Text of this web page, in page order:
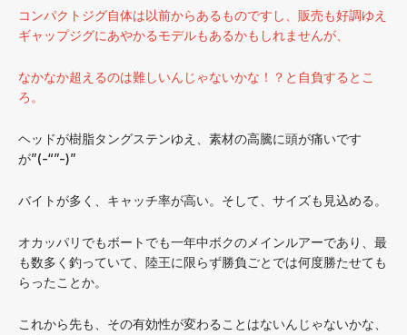
コンパクトジグ自体は以前からあるものですし、販売も好調ゆえ
ギャップジグにあやかるモデルもあるかもしれませんが、
なかなか超えるのは難しいんじゃないかな！？と自負するとこ
ろ。
ヘッドが樹脂タングステンゆえ、素材の高騰に頭が痛いです
が”(-“”-)”
バイトが多く、キャッチ率が高い。そして、サイズも見込める。
オカッパリでもボートでも一年中ボクのメインルアーであり、最
も数多く釣っていて、陸王に限らず勝負ごとでは何度勝たせても
らったことか。
これから先も、その有効性が変わることはないんじゃないかな、